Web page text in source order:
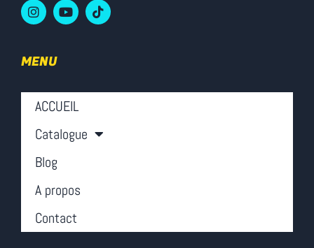
MENU
ACCUEIL
Catalogue
Blog
A propos
Contact